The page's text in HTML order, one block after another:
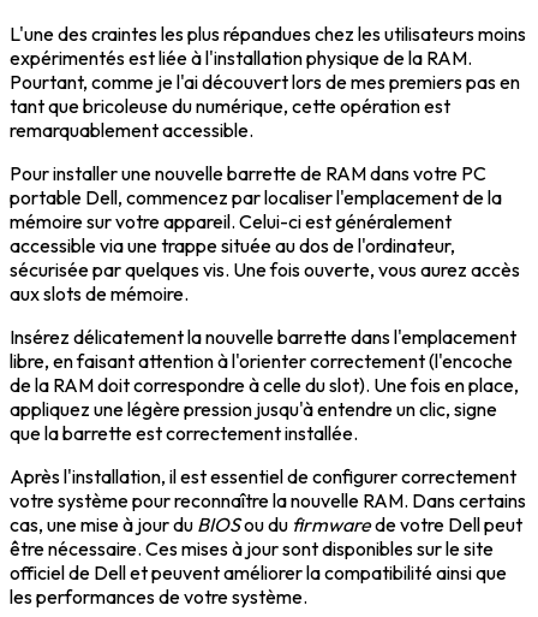
L'une des craintes les plus répandues chez les utilisateurs moins
expérimentés est liée à l'installation physique de la RAM.
Pourtant, comme je l'ai découvert lors de mes premiers pas en
tant que bricoleuse du numérique, cette opération est
remarquablement accessible.
Pour installer une nouvelle barrette de RAM dans votre PC
portable Dell, commencez par localiser l'emplacement de la
mémoire sur votre appareil. Celui-ci est généralement
accessible via une trappe située au dos de l'ordinateur,
sécurisée par quelques vis. Une fois ouverte, vous aurez accès
aux slots de mémoire.
Insérez délicatement la nouvelle barrette dans l'emplacement
libre, en faisant attention à l'orienter correctement (l'encoche
de la RAM doit correspondre à celle du slot). Une fois en place,
appliquez une légère pression jusqu'à entendre un clic, signe
que la barrette est correctement installée.
Après l'installation, il est essentiel de configurer correctement
votre système pour reconnaître la nouvelle RAM. Dans certains
cas, une mise à jour du BIOSou du firmwarede votre Dell peut
être nécessaire. Ces mises à jour sont disponibles sur le site
officiel de Dell et peuvent améliorer la compatibilité ainsi que
les performances de votre système.